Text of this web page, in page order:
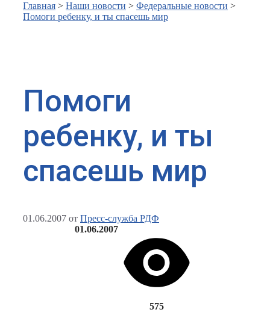
Главная > Наши новости > Федеральные новости >
Помоги ребенку, и ты спасешь мир
Помоги
ребенку, и ты
спасешь мир
01.06.2007 от Пресс-служба РДФ
01.06.2007
575